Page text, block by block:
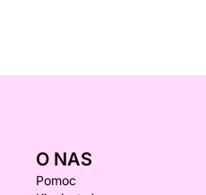
O NAS
Pomoc